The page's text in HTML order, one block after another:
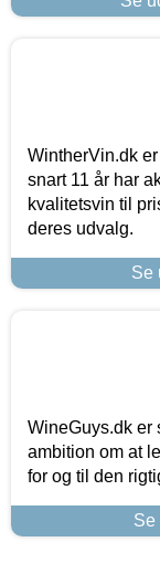
WintherVin.dk
snart 11 år har
kvalitetsvin til
deres udvalg.
Se
WineGuys.dk er
ambition om at
for og til den
Se